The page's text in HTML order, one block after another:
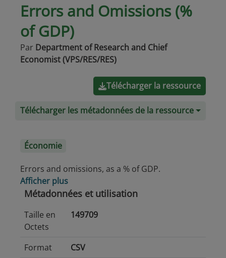
Errors and Omissions (%
of GDP)
Par Department of Research and Chief
Economist (VPS/RES/RES)
Télécharger la ressource
Télécharger les métadonnées de la ressource
Économie
Errors and omissions, as a % of GDP.
Afficher plus
Métadonnées et utilisation
Taille en
Octets
149709
Format
CSV